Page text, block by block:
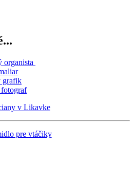
organista
grafik
v Likavke
pre vtáčiky